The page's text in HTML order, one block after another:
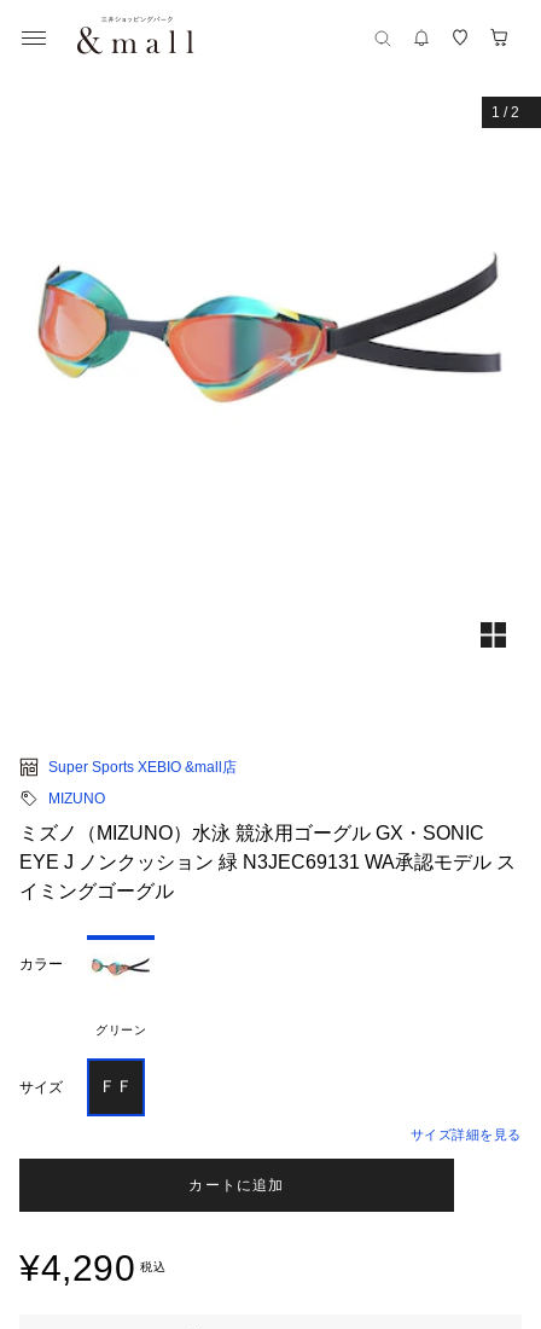
1 /2
Super Sports XEBIO &mall店
MIZUNO
ミズノ（MIZUNO）水泳 競泳用ゴーグル GX・SONIC
EYE J ノンクッション 緑 N3JEC69131 WA承認モデル ス
イミングゴーグル
カラー
グリーン
サイズ ＦＦ
サイズ詳細を見る
カートに追加
¥4,290 税込